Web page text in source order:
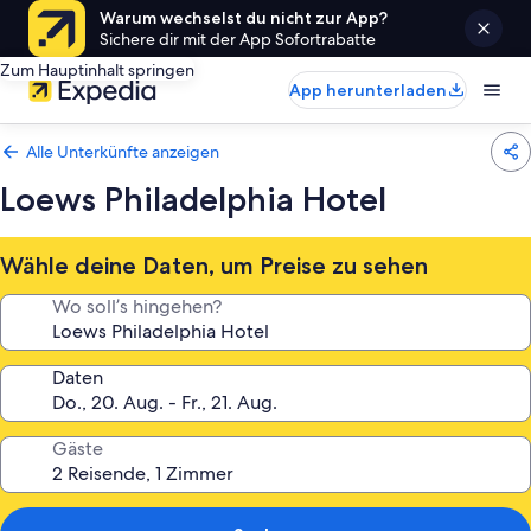
Warum wechselst du nicht zur App?
Sichere dir mit der App Sofortrabatte
Zum Hauptinhalt springen
App herunterladen
Alle Unterkünfte anzeigen
Loews Philadelphia Hotel
Wähle deine Daten, um Preise zu sehen
Wo soll’s hingehen?
Daten
Gäste